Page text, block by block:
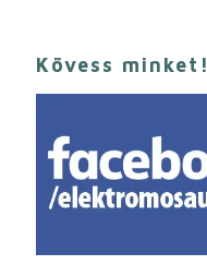
Kövess minket!